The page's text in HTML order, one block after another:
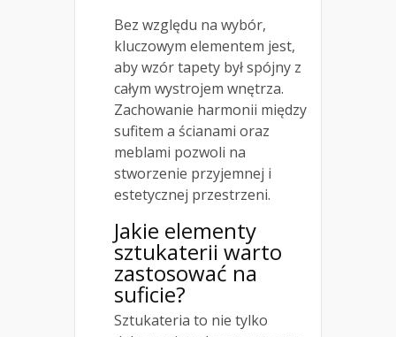
Bez względu na wybór,
kluczowym elementem jest,
aby wzór tapety był spójny z
całym wystrojem wnętrza.
Zachowanie harmonii między
sufitem a ścianami oraz
meblami pozwoli na
stworzenie przyjemnej i
estetycznej przestrzeni.
Jakie elementy
sztukaterii warto
zastosować na
suficie?
Sztukateria to nie tylko